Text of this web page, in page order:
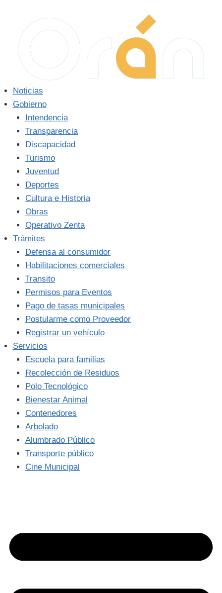
Noticias
Gobierno
Intendencia
Transparencia
Discapacidad
Turismo
Juventud
Deportes
Cultura e Historia
Obras
Operativo Zenta
Trámites
Defensa al consumidor
Habilitaciones comerciales
Transito
Permisos para Eventos
Pago de tasas municipales
Postularme como Proveedor
Registrar un vehículo
Servicios
Escuela para familias
Recolección de Residuos
Polo Tecnológico
Bienestar Animal
Contenedores
Arbolado
Alumbrado Público
Transporte público
Cine Municipal